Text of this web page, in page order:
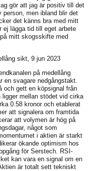
gör att jag är positiv till det
men ibland blir det
det känns bra med mitt
ej lägga tid till eget arbete
mitt skogsskifte med
sikt, 9 jun 2023
på medellång
en svagare nedgångstakt.
och gett en köpsignal från
mellan stödet vid cirka
0.58 kronor och etablerat
att signalera om framtida
att volymen är hög på
något som
i aktien är starkt
ökande optimism hos
för Serstech. RSI-
kan vara en signal om en
är totalt sett tekniskt